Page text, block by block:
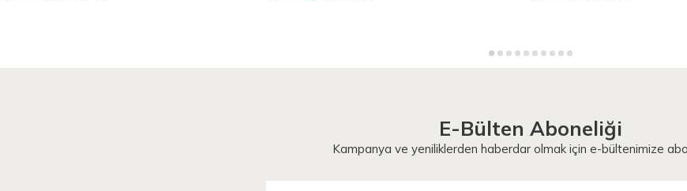
E-Bülten Aboneliği
Kampanya ve yeniliklerden haberdar olmak için e-bültenimize